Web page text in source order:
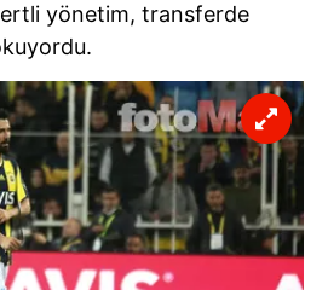
yönetim, transferde